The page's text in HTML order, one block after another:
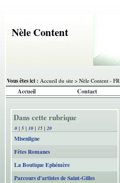
Nèle Content
Vous êtes ici : Accueil du site > Nèle Content - FR
Accueil Contact
Dans cette rubrique
0 | 5 | 10 | 15 | 20
Misenligne
Fêtes Romanes
La Boutique Ephémère
Parcours d’artistes de Saint-Gilles